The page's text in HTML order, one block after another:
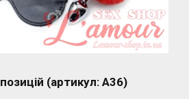
(артикул: А36)